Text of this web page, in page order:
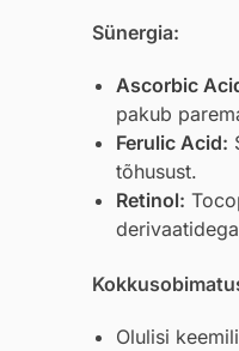
Sünergia:
Ascorbic
pakub
Ferulic Acid:
tõhusust.
Retinol:
Olulisi